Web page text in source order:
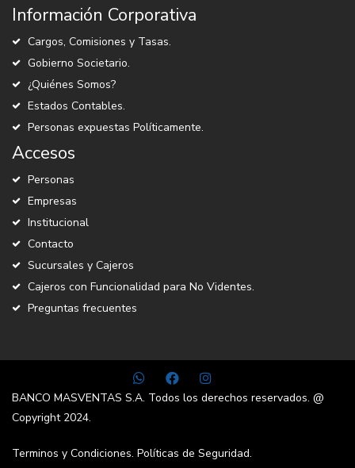
Información Corporativa
Cargos, Comisiones y Tasas.
Gobierno Societario.
¿Quiénes Somos?
Estados Contables.
Personas expuestas Políticamente.
Accesos
Personas
Empresas
Institucional
Contacto
Sucursales y Cajeros
Cajeros con Funcionalidad para No Videntes.
Preguntas frecuentes
BANCO MASVENTAS S.A. Todos los derechos reservados. @
Copyright 2024.
Terminos y Condiciones. Políticas de Seguridad.